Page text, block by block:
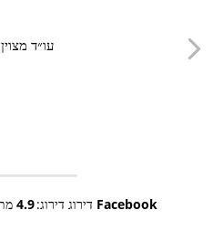
עו״ד
Facebook דירוג דירוג:4.9